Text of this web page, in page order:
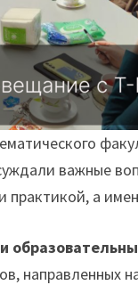
важные
практикой, а
направленных